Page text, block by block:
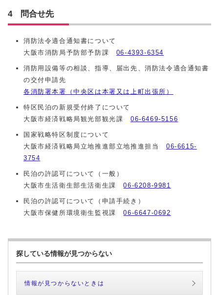
4 問合せ先
消防法令適合通知書について
大阪市消防局予防部予防課 06-4393-6354
消防用設備等の相談、指導、届出先、消防法令適合通知書
の交付申請先
各消防署本署（中央区は本署又は上町出張所）
特区民泊の新規受付終了について
大阪市経済戦略局観光部観光課06-6469-5156
国家戦略特区制度について
大阪市経済戦略局立地推進部立地推進担当06-6615-
3754
民泊の許認可について（一般）
大阪市生活衛生部生活衛生課06-6208-9981
民泊の許認可について（申請手続き）
大阪市保健所環境衛生監視課06-6647-0692
探している情報が見つからない
情報が見つからないときは